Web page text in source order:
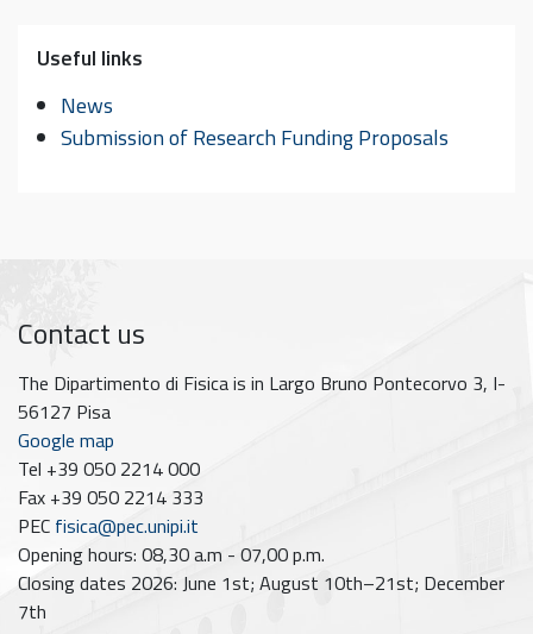
Useful links
News
Submission of Research Funding Proposals
Contact us
The Dipartimento di Fisica is in Largo Bruno Pontecorvo 3, I-
56127 Pisa
Google map
Tel +39 050 2214 000
Fax +39 050 2214 333
PEC fisica@pec.unipi.it
Opening hours: 08,30 a.m - 07,00 p.m.
Closing dates 2026: June 1st; August 10th–21st; December
7th